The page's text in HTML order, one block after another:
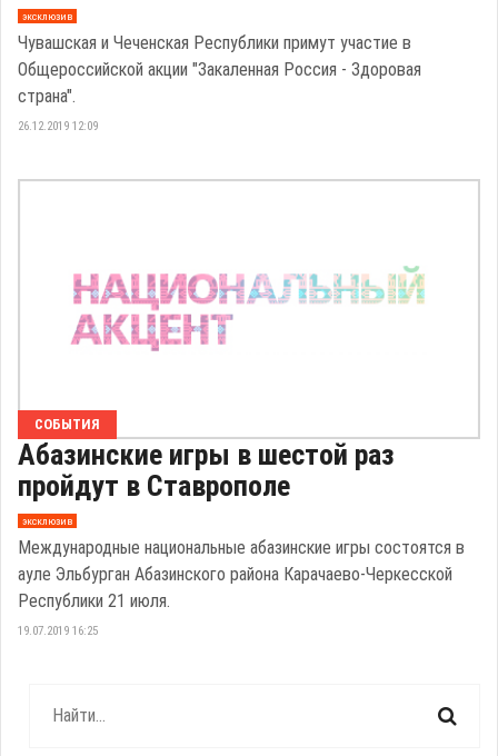
эксклюзив
Чувашская и Чеченская Республики примут участие в
Общероссийской акции "Закаленная Россия - Здоровая
страна".
26.12.2019 12:09
СОБЫТИЯ
Абазинские игры в шестой раз
пройдут в Ставрополе
эксклюзив
Международные национальные абазинские игры состоятся в
ауле Эльбурган Абазинского района Карачаево-Черкесской
Республики 21 июля.
19.07.2019 16:25